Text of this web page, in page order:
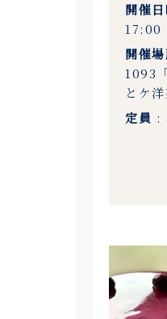
開催
17:00
開催
1093
とケ洋
定員 :